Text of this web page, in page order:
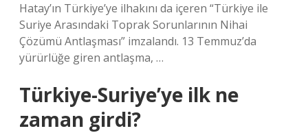
Hatay’ın Türkiye’ye ilhakını da içeren “Türkiye ile
Suriye Arasındaki Toprak Sorunlarının Nihai
Çözümü Antlaşması” imzalandı. 13 Temmuz’da
yürürlüğe giren antlaşma, …
Türkiye-Suriye’ye ilk ne
zaman girdi?